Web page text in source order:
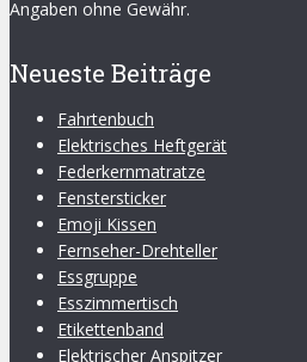
Angaben ohne Gewähr.
Neueste Beiträge
Fahrtenbuch
Elektrisches Heftgerät
Federkernmatratze
Fenstersticker
Emoji Kissen
Fernseher-Drehteller
Essgruppe
Esszimmertisch
Etikettenband
Elektrischer Anspitzer